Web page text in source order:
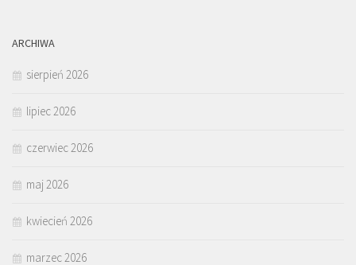
ARCHIWA
sierpień 2026
lipiec 2026
czerwiec 2026
maj 2026
kwiecień 2026
marzec 2026